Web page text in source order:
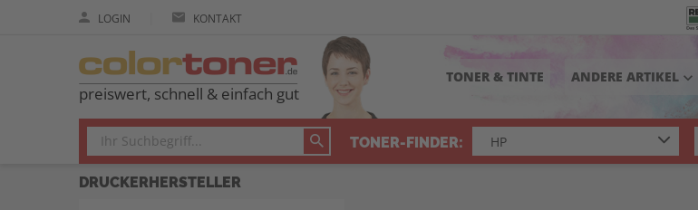
LOGIN KONTAKT
preiswert, schnell & einfach gut
TONER & TINTE ANDERE ARTIKEL keyboard_arrow_down
TONER-FINDER:
DRUCKERHERSTELLER